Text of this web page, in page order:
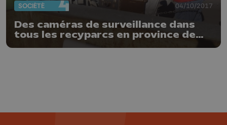
SOCIÉTÉ 04/10/2017
Des caméras de surveillance dans
tous les recyparcs en province de